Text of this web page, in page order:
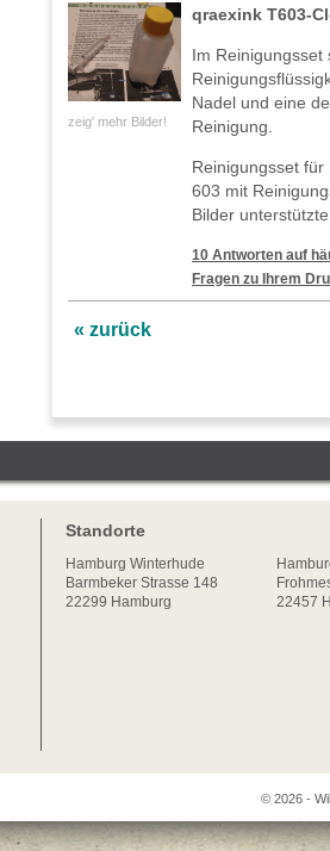
zeig' mehr Bilder!
qraexink T603-
Im Reinigungsset
Nadel und eine
Reinigung.
Reinigungsset
603 mit
Bilder
10 Antworten auf
Fragen zu Ihrem
« zurück
Standorte
Hamburg Winterhude
Barmbeker Strasse 148
22299 Hamburg
22457
© 2026 -